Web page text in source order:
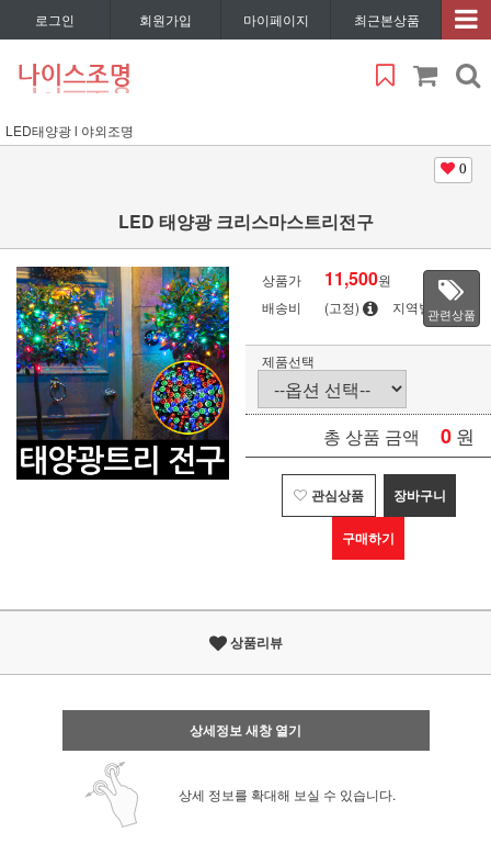
로그인 회원가입 마이페이지 최근본상품
LED태양광 l 야외조명
0
LED 태양광 크리스마스트리전구
상품가 11,500원
배송비
(고정) 지역별관련상품
제품선택
총 상품 금액 0 원
관심상품 장바구니
구매하기
상품리뷰
상세정보 새창 열기
상세 정보를 확대해 보실 수 있습니다.